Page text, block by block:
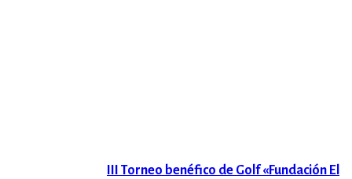
III Torneo benéfico de Golf «Fundación El